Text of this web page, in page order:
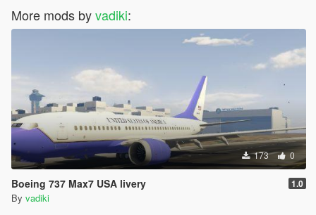
More mods byvadiki:
173 0
Boeing 737 Max7 USA livery 1.0
By vadiki